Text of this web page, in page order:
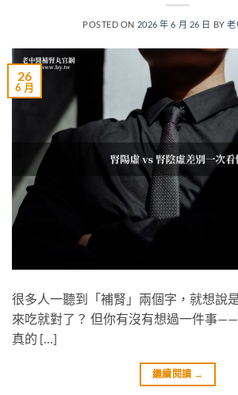
POSTED ON 2026 年 6 月 26 日 BY老
26
6 月
很多人一聽到「補腎」兩個字，就想說
來吃就對了？ 但你有沒有想過一件事
真的 […]
繼續閱讀 →